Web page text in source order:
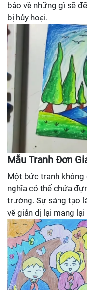
báo về những gì sẽ
bị hủy hoại.
Mẫu Tranh Đơn
Một bức tranh không
nghĩa có thể chứa
trường. Sự sáng tạo
vẽ giản dị lại mang